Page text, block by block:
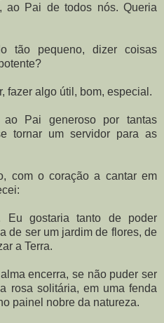
ao Pai de todos nós. Queria
tão pequeno, dizer coisas
fazer algo útil, bom, especial.
Pai generoso por tantas
tornar um servidor para as
com o coração a cantar em
Eu gostaria tanto de poder
de ser um jardim de flores, de
a Terra.
encerra, se não puder ser
rosa solitária, em uma fenda
painel nobre da natureza.